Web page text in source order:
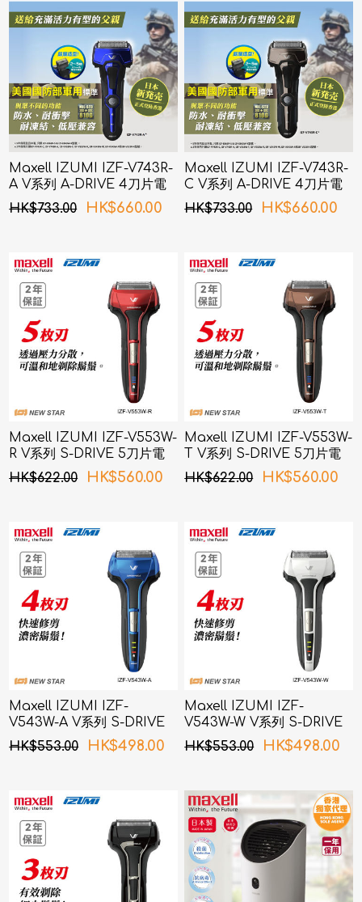
Maxell IZUMI IZF-V743R-
A V系列 A-DRIVE 4刀片電
鬚刨 (深海藍色)
HK$733.00 HK$660.00
Maxell IZUMI IZF-V743R-
C V系列 A-DRIVE 4刀片電
鬚刨 (銅色)
HK$733.00 HK$660.00
Maxell IZUMI IZF-V553W-
R V系列 S-DRIVE 5刀片電
鬚刨 (紅色)
HK$622.00 HK$560.00
Maxell IZUMI IZF-V553W-
T V系列 S-DRIVE 5刀片電
鬚刨 (啡色)
HK$622.00 HK$560.00
Maxell IZUMI IZF-
V543W-A V系列 S-DRIVE
4刀片電鬚刨 (藍色)
HK$553.00 HK$498.00
Maxell IZUMI IZF-
V543W-W V系列 S-DRIVE
4刀片電鬚刨 (白色)
HK$553.00 HK$498.00